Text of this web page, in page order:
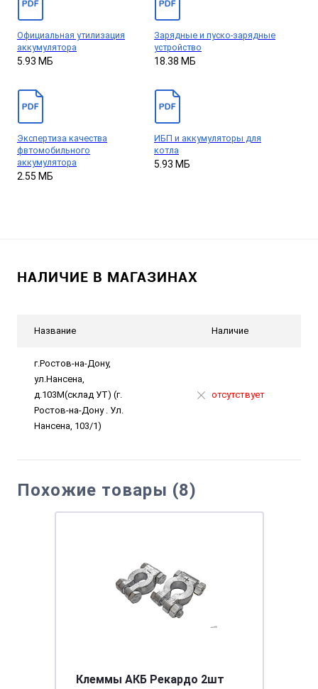
Официальная утилизация
аккумулятора
5.93 МБ
Зарядные и пуско-зарядные
устройство
18.38 МБ
Экспертиза качества
фвтомобильного
аккумулятора
2.55 МБ
ИБП и аккумуляторы для
котла
5.93 МБ
НАЛИЧИЕ В МАГАЗИНАХ
Название Наличие
г.Ростов-на-Дону,
ул.Нансена,
д.103М(склад УТ) (г.
Ростов-на-Дону . Ул.
Нансена, 103/1)
отсутствует
Похожие товары (8)
Клеммы АКБ Рекардо 2шт